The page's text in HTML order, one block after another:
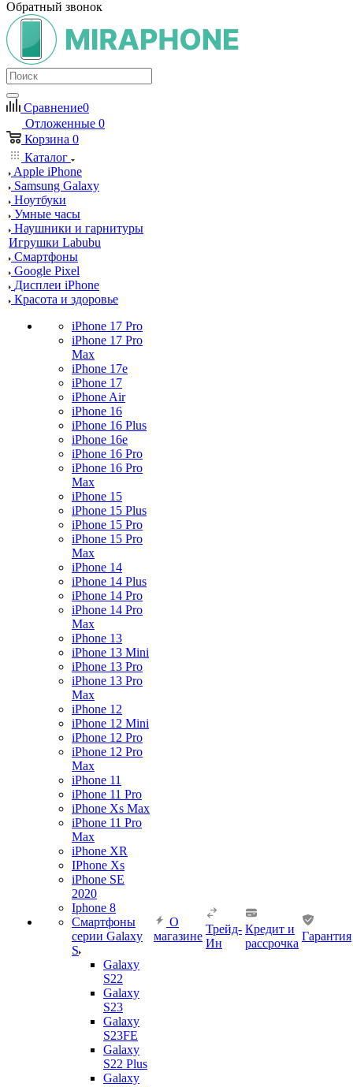
Обратный звонок
Сравнение0
Отложенные 0
Корзина 0
Каталог
Apple iPhone
Samsung Galaxy
Ноутбуки
Умные часы
Наушники и гарнитуры
Игрушки Labubu
Смартфоны
Google Pixel
Дисплеи iPhone
Красота и здоровье
iPhone 17 Pro
iPhone 17 Pro
Max
iPhone 17e
iPhone 17
iPhone Air
iPhone 16
iPhone 16 Plus
iPhone 16e
iPhone 16 Pro
iPhone 16 Pro
Max
iPhone 15
iPhone 15 Plus
iPhone 15 Pro
iPhone 15 Pro
Max
iPhone 14
iPhone 14 Plus
iPhone 14 Pro
iPhone 14 Pro
Max
iPhone 13
iPhone 13 Mini
iPhone 13 Pro
iPhone 13 Pro
Max
iPhone 12
iPhone 12 Mini
iPhone 12 Pro
iPhone 12 Pro
Max
iPhone 11
iPhone 11 Pro
iPhone Xs Max
iPhone 11 Pro
Max
iPhone XR
IPhone Xs
iPhone SE
2020
Iphone 8
Смартфоны
серии Galaxy
S
Galaxy
S22
Galaxy
S23
Galaxy
S23FE
Galaxy
S22 Plus
Galaxy
О
магазине
Трейд-
Ин
Кредит и
рассрочка
Гарантия